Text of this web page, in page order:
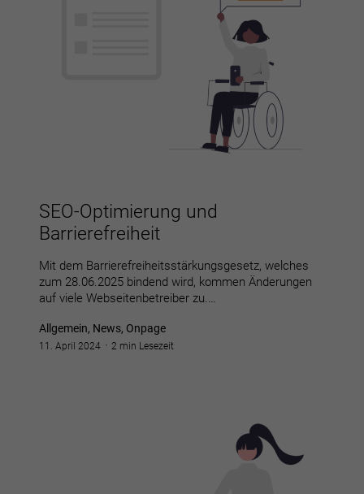
SEO-Optimierung und
Barrierefreiheit
Mit dem Barrierefreiheitsstärkungsgesetz, welches
zum 28.06.2025 bindend wird, kommen Änderungen
auf viele Webseitenbetreiber zu.…
Allgemein, News, Onpage
11. April 2024 2 min Lesezeit